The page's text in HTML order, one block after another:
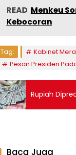
READ Menkeu
Kebocoran
Tag: Kabinet
Pesan Presiden
Rupiah
Baca Juga